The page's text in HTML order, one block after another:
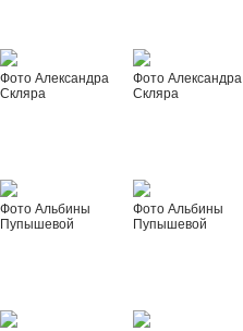
Фото Александра
Скляра
Фото Александра
Скляра
Фото Альбины
Пупышевой
Фото Альбины
Пупышевой